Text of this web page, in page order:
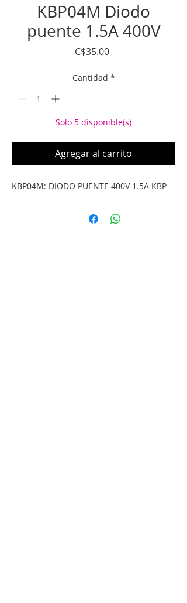
KBP04M Diodo
puente 1.5A 400V
C$35.00Precio
Cantidad *
Solo 5 disponible(s)
Agregar al carrito
KBP04M: DIODO PUENTE 400V 1.5A KBP